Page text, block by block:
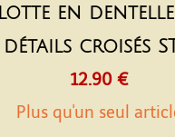
en
croisés
12.90 €
Plus qu'un seul